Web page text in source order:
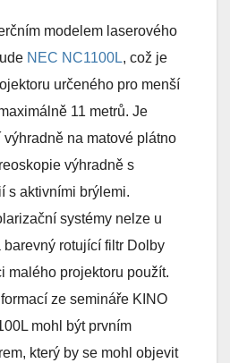
modelem laserového
NEC NC1100L, což je
určeného pro menší
11 metrů. Je
na matové plátno
výhradně s
s aktivními brýlemi.
systémy nelze u
barevný rotující filtr Dolby
malého projektoru použít.
ze semináře KINO
mohl být prvním
který by se mohl objevit